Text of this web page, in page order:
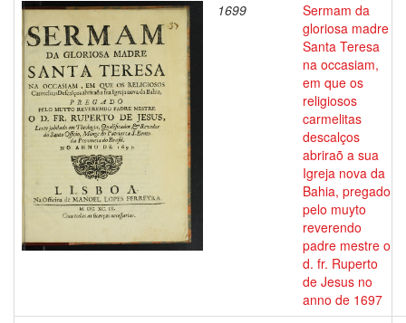
1699
Sermam da
gloriosa madre
Santa Teresa
na occasiam,
em que os
religiosos
carmelitas
descalços
abriraõ a sua
Igreja nova da
Bahia, pregado
pelo muyto
reverendo
padre mestre o
d. fr. Ruperto
de Jesus no
anno de 1697